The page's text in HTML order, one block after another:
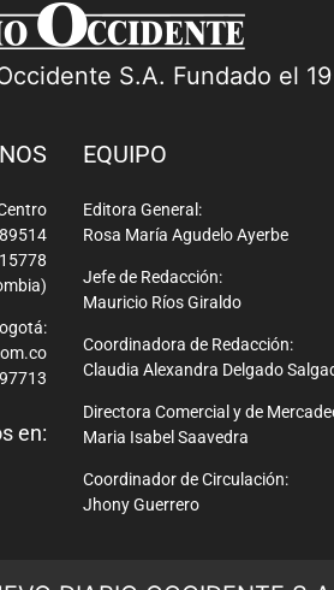
S.A. Fundado el
en:
EQUIPO
Editora General:
Rosa María Agudelo Ayerbe
Jefe de Redacción:
Mauricio Ríos Giraldo
Coordinadora de Redacción:
Claudia Alexandra Delgado
Directora Comercial y de
Maria Isabel Saavedra
Coordinador de Circulación:
Jhony Guerrero